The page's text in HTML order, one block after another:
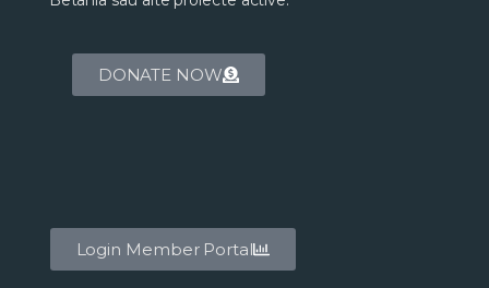
DONATE NOW
Login Member Portal